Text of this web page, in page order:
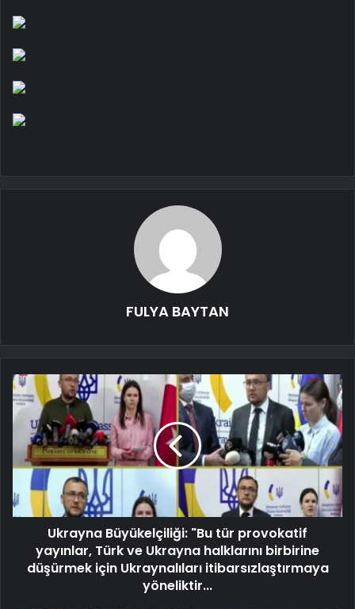
FULYA BAYTAN
Ukrayna Büyükelçiliği: "Bu tür provokatif
yayınlar, Türk ve Ukrayna halklarını birbirine
düşürmek için Ukraynalıları itibarsızlaştırmaya
yöneliktir...